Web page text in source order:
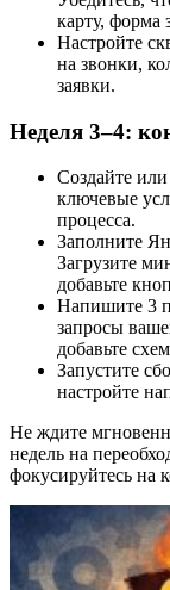
карту, форма
Настройте
на звонки,
заявки.
Неделя 3–4:
Создайте
ключевые
процесса.
Заполните
Загрузите
добавьте
Напишите 3
запросы
добавьте
Запустите
настройте
Не ждите
недель на
фокусируйтесь на